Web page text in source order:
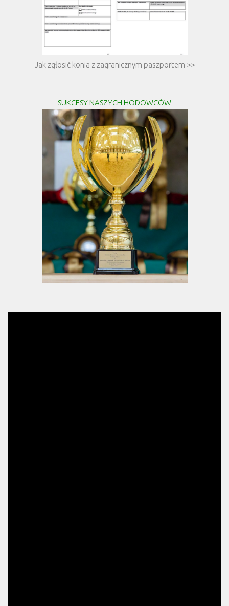
Jak zgłosić konia z zagranicznym paszportem >>
SUKCESY NASZYCH HODOWCÓW